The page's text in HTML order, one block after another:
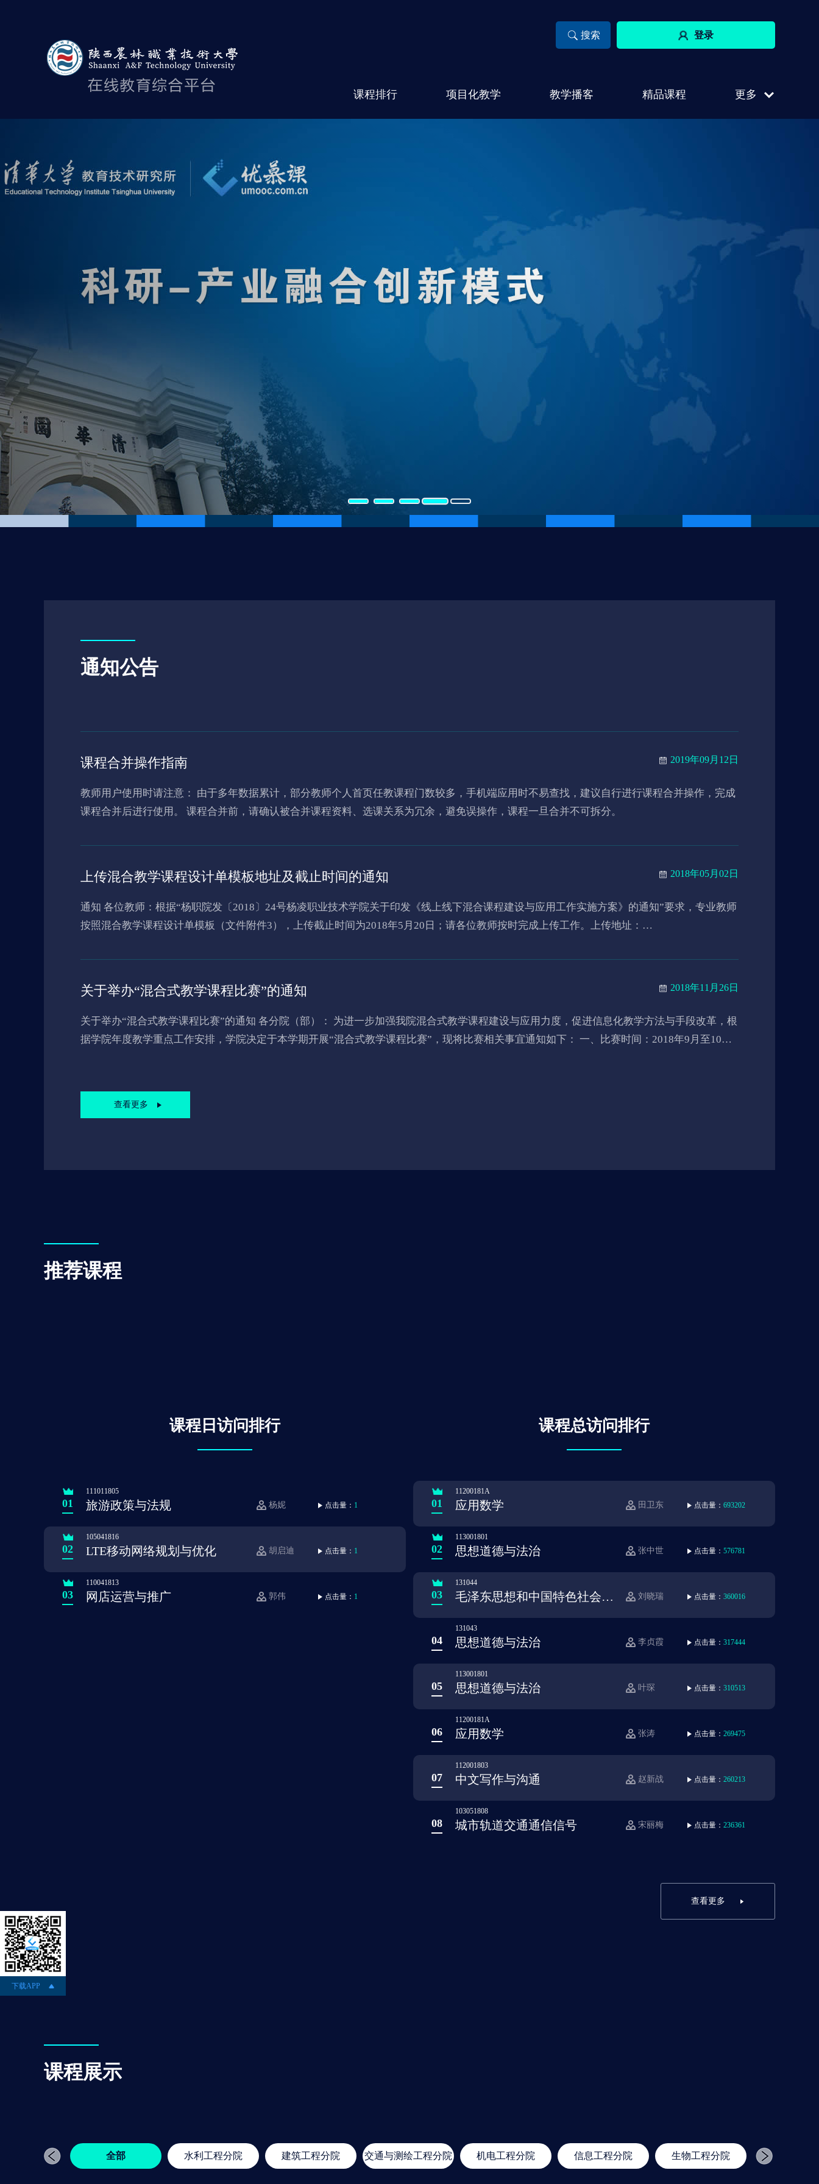
登录
课程排行 项目化教学 教学播客 精品课程 更多
下载APP
通知公告
课程合并操作指南 2019年09月12日
教师用户使用时请注意： 由于多年数据累计，部分教师个人首页任教课程门数较多，手机端应用时不易查找，建议自行进行课程合并操作，完成
课程合并后进行使用。 课程合并前，请确认被合并课程资料、选课关系为冗余，避免误操作，课程一旦合并不可拆分。
上传混合教学课程设计单模板地址及截止时间的通知 2018年05月02日
通知 各位教师：根据“杨职院发〔2018〕24号杨凌职业技术学院关于印发《线上线下混合课程建设与应用工作实施方案》的通知”要求，专业教师
按照混合教学课程设计单模板（文件附件3），上传截止时间为2018年5月20日；请各位教师按时完成上传工作。上传地址：
关于举办“混合式教学课程比赛”的通知 2018年11月26日
关于举办“混合式教学课程比赛”的通知 各分院（部）： 为进一步加强我院混合式教学课程建设与应用力度，促进信息化教学方法与手段改革，根
据学院年度教学重点工作安排，学院决定于本学期开展“混合式教学课程比赛”，现将比赛相关事宜通知如下： 一、比赛时间：2018年9月至10月
查看更多
推荐课程
课程日访问排行
01
111011805
旅游政策与法规 杨妮 点击量： 1
02
105041816
LTE移动网络规划与优化 胡启迪 点击量： 1
03
110041813
网店运营与推广 郭伟 点击量： 1
课程总访问排行
01
11200181A
应用数学 田卫东 点击量：693202
02
113001801
思想道德与法治 张中世 点击量：576781
03
131044
毛泽东思想和中国特色社会主义理论 刘晓瑞 点击量：360016
04
131043
思想道德与法治 李贞霞 点击量：317444
05
113001801
思想道德与法治 叶琛 点击量：310513
06
11200181A
应用数学 张涛 点击量：269475
07
112001803
中文写作与沟通 赵新战 点击量：260213
08
103051808
城市轨道交通通信信号 宋丽梅 点击量：236361
查看更多
课程展示
全部 水利工程分院 建筑工程分院 交通与测绘工程分院 机电工程分院 信息工程分院 生物工程分院 生态环境工